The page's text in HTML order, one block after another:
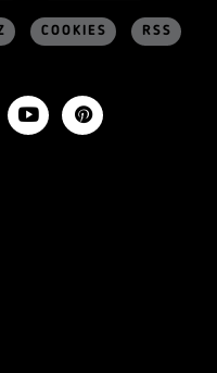
COOKIES RSS